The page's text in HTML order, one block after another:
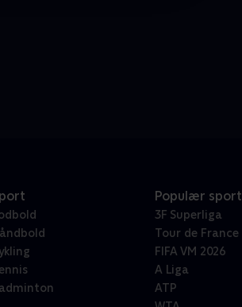
Populær sport
3F Superliga
Tour de France
FIFA VM 2026
A Liga
ATP